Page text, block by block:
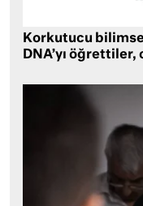
Korkutucu
DNA’yı